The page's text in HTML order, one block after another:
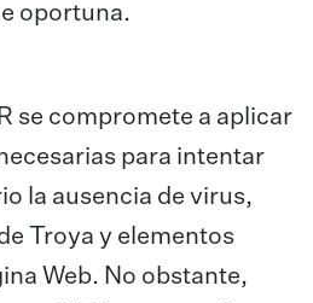
oportuna.
se compromete a aplicar
para intentar
la ausencia de virus,
Troya y elementos
Web. No obstante,